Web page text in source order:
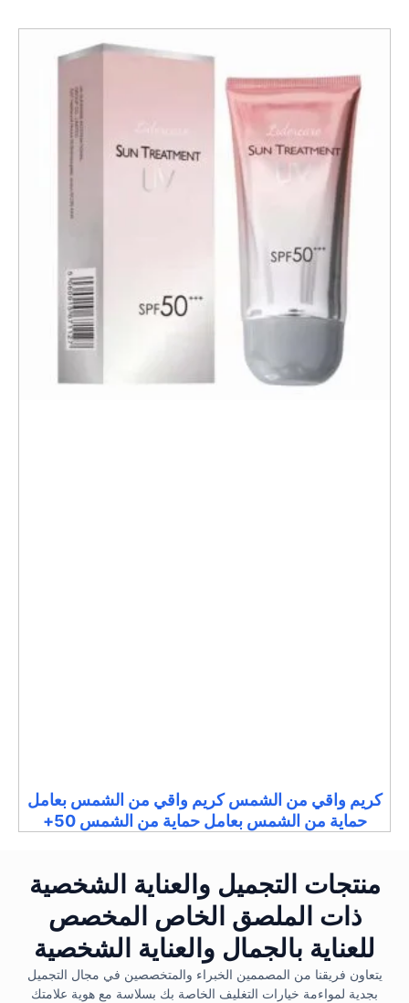
كريم واقي من الشمس كريم واقي من الشمس بعامل
حماية من الشمس بعامل حماية من الشمس 50+
منتجات التجميل والعناية الشخصية
ذات الملصق الخاص المخصص
للعناية بالجمال والعناية الشخصية
يتعاون فريقنا من المصممين الخبراء والمتخصصين في مجال التجميل
بجدية لمواءمة خيارات التغليف الخاصة بك بسلاسة مع هوية علامتك